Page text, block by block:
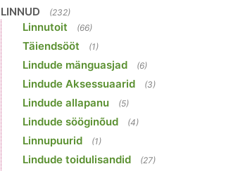
LINNUD (232)
Linnutoit (66)
Täiendsööt (1)
Lindude mänguasjad (6)
Lindude Aksessuaarid (3)
Lindude allapanu (5)
Lindude sööginõud (4)
Linnupuurid (1)
Lindude toidulisandid (27)